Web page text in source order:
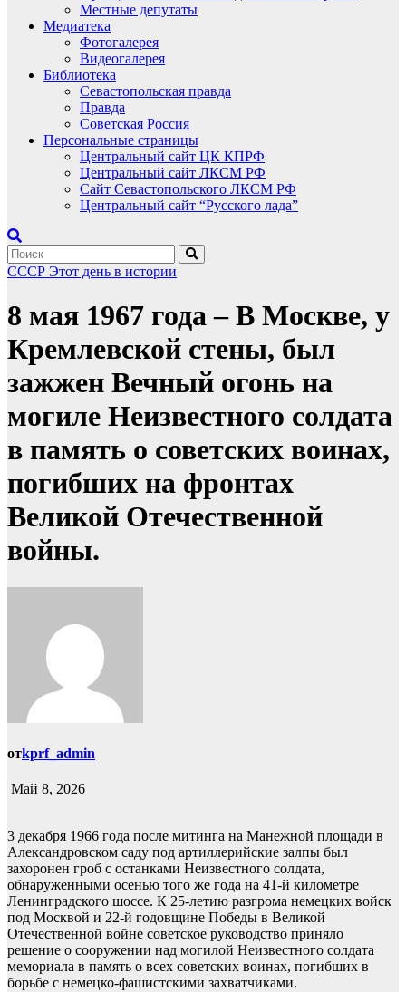
Местные депутаты
Медиатека
Фотогалерея
Видеогалерея
Библиотека
Севастопольская правда
Правда
Советская Россия
Персональные страницы
Центральный сайт ЦК КПРФ
Центральный сайт ЛКСМ РФ
Сайт Севастопольского ЛКСМ РФ
Центральный сайт “Русского лада”
СССР Этот день в истории
8 мая 1967 года – В Москве, у
Кремлевской стены, был
зажжен Вечный огонь на
могиле Неизвестного солдата
в память о советских воинах,
погибших на фронтах
Великой Отечественной
войны.
отkprf_admin
Май 8, 2026
3 декабря 1966 года после митинга на Манежной площади в
Александровском саду под артиллерийские залпы был
захоронен гроб с останками Неизвестного солдата,
обнаруженными осенью того же года на 41-й километре
Ленинградского шоссе. К 25-летию разгрома немецких войск
под Москвой и 22-й годовщине Победы в Великой
Отечественной войне советское руководство приняло
решение о сооружении над могилой Неизвестного солдата
мемориала в память о всех советских воинах, погибших в
борьбе с немецко-фашистскими захватчиками.